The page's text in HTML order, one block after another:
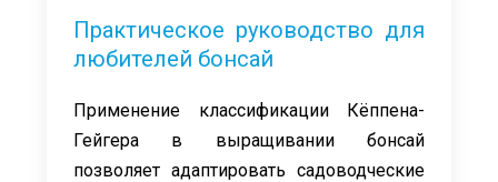
Практическое руководство для
любителей бонсай
Применение классификации Кёппена-
Гейгера в выращивании бонсай
позволяет адаптировать садоводческие